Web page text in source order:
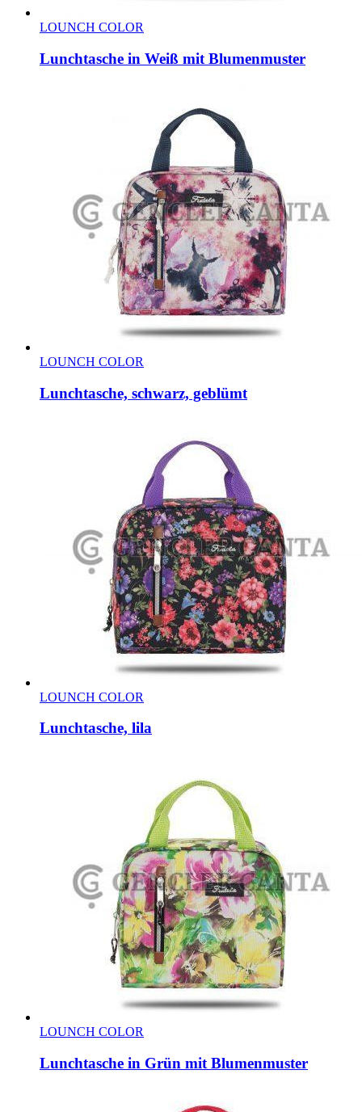
LOUNCH COLOR
Lunchtasche in Weiß mit Blumenmuster
LOUNCH COLOR
Lunchtasche, schwarz, geblümt
LOUNCH COLOR
Lunchtasche, lila
LOUNCH COLOR
Lunchtasche in Grün mit Blumenmuster